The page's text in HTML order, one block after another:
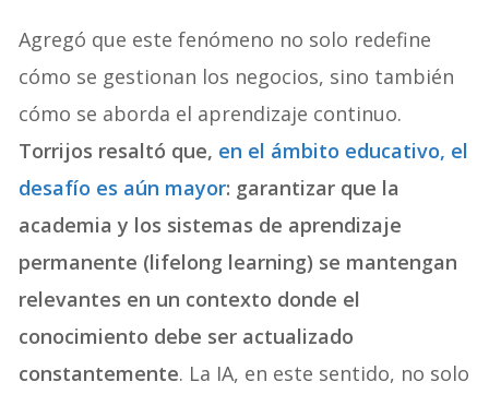
Agregó que este fenómeno no solo redefine
cómo se gestionan los negocios, sino también
cómo se aborda el aprendizaje continuo.
Torrijos resaltó que, en el ámbito educativo, el
desafío es aún mayor: garantizar que la
academia y los sistemas de aprendizaje
permanente (lifelong learning) se mantengan
relevantes en un contexto donde el
conocimiento debe ser actualizado
constantemente. La IA, en este sentido, no solo